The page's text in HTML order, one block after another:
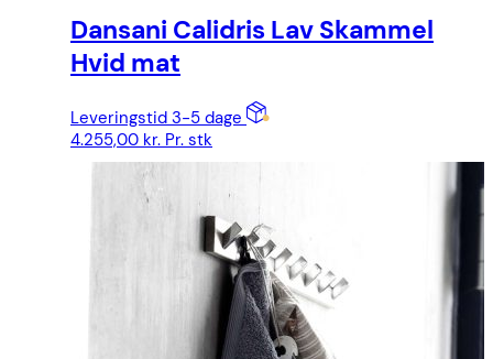
Dansani Calidris Lav Skammel
Hvid mat
Leveringstid 3-5 dage
4.255,00 kr. Pr. stk